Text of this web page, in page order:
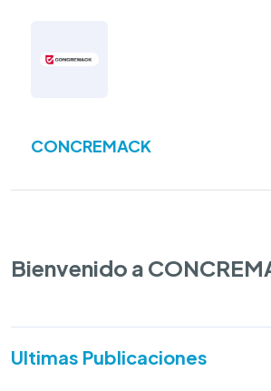
CONCREMACK
Bienvenido a
Ultimas Publicaciones